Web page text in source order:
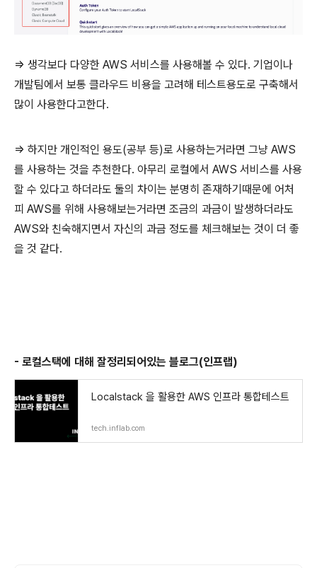
=> 생각보다 다양한 AWS 서비스를 사용해볼 수 있다. 기업이나
개발팀에서 보통 클라우드 비용을 고려해 테스트용도로 구축해서
많이 사용한다고한다.
=> 하지만 개인적인 용도(공부 등)로 사용하는거라면 그냥 AWS
를 사용하는 것을 추천한다. 아무리 로컬에서 AWS 서비스를 사용
할 수 있다고 하더라도 둘의 차이는 분명히 존재하기때문에 어처
피 AWS를 위해 사용해보는거라면 조금의 과금이 발생하더라도
AWS와 친숙해지면서 자신의 과금 정도를 체크해보는 것이 더 좋
을 것 같다.
- 로컬스택에 대해 잘정리되어있는 블로그(인프랩)
Localstack 을 활용한 AWS 인프라 통합테스트
tech.inflab.com